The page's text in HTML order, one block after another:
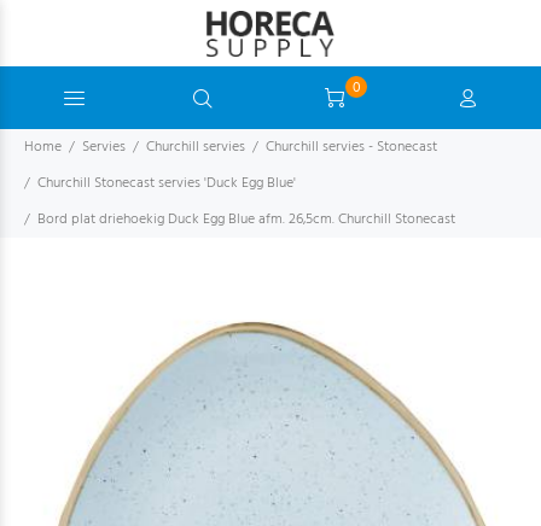
0
Home Servies Churchill servies
Churchill servies - Stonecast
Churchill Stonecast servies 'Duck Egg Blue'
Bord plat driehoekig Duck Egg Blue afm. 26,5cm. Churchill Stonecast